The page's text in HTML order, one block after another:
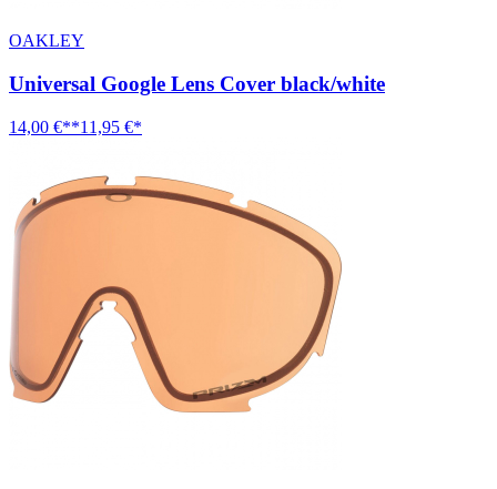
OAKLEY
Universal Google Lens Cover black/white
14,00 €**11,95 €*